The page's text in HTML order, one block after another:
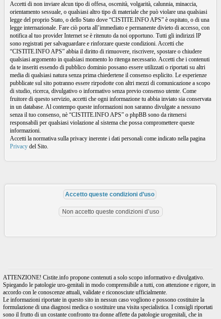
Accetti di non inviare alcun tipo di offesa, oscenità, volgarità, calunnia, minaccia,
orientamento sessuale, o qualsiasi altro tipo di materiale che può violare una qualsiasi
legge del proprio Stato, o dello Stato dove “CISTITE.INFO APS” è ospitato, o di una
legge internazionale. Fare ciò porta all’immediato e permanente divieto di accesso, con
notifica al tuo provider Internet se è ritenuto da noi opportuno. Tutti gli indirizzi IP
sono registrati per salvaguardare e rinforzare queste condizioni. Accetti che
“CISTITE.INFO APS” abbia il diritto di rimuovere, riscrivere, spostare o chiudere
qualsiasi argomento in qualsiasi momento lo ritenga necessario. Accetti che i contenuti
da te inseriti essendo di pubblico dominio possano essere utilizzati o riportati su altri
media di qualsiasi natura senza prima chiedertene il consenso esplicito. Le esperienze
pubblicate sul sito potranno essere rirpodotte con altri mezzi di comunicazione a scopo
di studio, ricerca, divulgativo o informativo senza previo consenso utente. Come
fruitore di questo servizio, accetti che ogni informazione tu abbia inviato sia conservata
in un database. Al contempo queste informazioni non saranno divulgate a nessuno
senza il tuo consenso, nè “CISTITE.INFO APS” o phpBB sono da ritenersi
responsabili per qualsiasi violazione al sistema che possa compromettere queste
informazioni.
Accetti la normativa sulla privacy inerente i dati personali come indicato nella pagina
Privacy del Sito.
ATTENZIONE! Cistite.info propone contenuti a solo scopo informativo e divulgativo.
Spiegando le patologie uro-genitali in modo comprensibile a tutti, con attenzione e rigore, in
accordo con le conoscenze attuali, validate e riconosciute ufficialmente.
Le informazioni riportate in questo sito in nessun caso vogliono e possono costituire la
formulazione di una diagnosi medica o sostituire una visita specialistica. I consigli riportati
sono il frutto di un costante confronto tra donne affette da patologie urogenitali, che in